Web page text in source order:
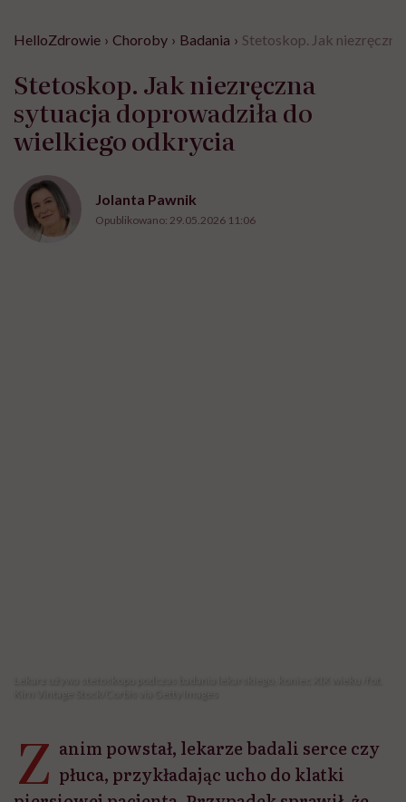
HelloZdrowie › Choroby › Badania › Stetoskop. Jak
Stetoskop. Jak niezręczna
sytuacja doprowadziła do
wielkiego odkrycia
Jolanta Pawnik
Opublikowano: 29.05.2026 11:06
Posłuchaj Udostępnij